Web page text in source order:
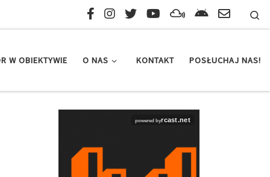
W OBIEKTYWIE O NAS KONTAKT POSŁUCHAJ NAS!